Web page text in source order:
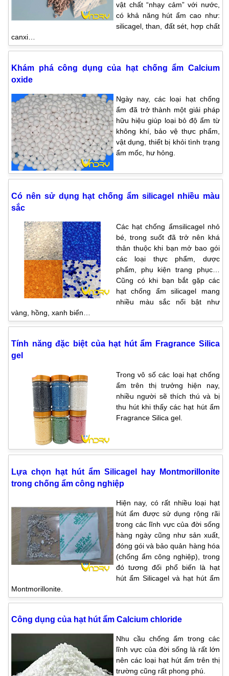
vật chất “nhạy cảm” với nước,
có khả năng hút ẩm cao như:
silicagel, than, đất sét, hợp chất
canxi…
Khám phá công dụng của hạt chống ẩm Calcium
oxide
Ngày nay, các loại hạt chống
ẩm đã trở thành một giải pháp
hữu hiệu giúp loại bỏ độ ẩm từ
không khí, bảo vệ thực phẩm,
vật dụng, thiết bị khỏi tình trạng
ẩm mốc, hư hỏng.
Có nên sử dụng hạt chống ẩm silicagel nhiều màu
sắc
Các hạt chống ẩmsilicagel nhỏ
bé, trong suốt đã trở nên khá
thân thuộc khi bạn mở bao gói
các loại thực phẩm, dược
phẩm, phụ kiện trang phục…
Cũng có khi bạn bắt gặp các
hạt chống ẩm silicagel mang
nhiều màu sắc nổi bật như
vàng, hồng, xanh biển…
Tính năng đặc biệt của hạt hút ẩm Fragrance Silica
gel
Trong vô số các loại hạt chống
ẩm trên thị trưởng hiện nay,
nhiều người sẽ thích thú và bị
thu hút khi thấy các hạt hút ẩm
Fragrance Silica gel.
Lựa chọn hạt hút ẩm Silicagel hay Montmorillonite
trong chống ẩm công nghiệp
Hiện nay, có rất nhiều loại hạt
hút ẩm được sử dụng rộng rãi
trong các lĩnh vực của đời sống
hàng ngày cũng như sản xuất,
đóng gói và bảo quản hàng hóa
(chống ẩm công nghiệp), trong
đó tương đối phổ biến là hạt
hút ẩm Silicagel và hạt hút ẩm
Montmorillonite.
Công dụng của hạt hút ẩm Calcium chloride
Nhu cầu chống ẩm trong các
lĩnh vực của đời sống là rất lớn
nên các loại hạt hút ẩm trên thị
trường cũng rất phong phú.